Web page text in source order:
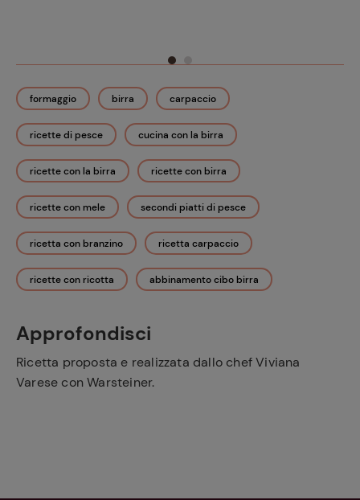
formaggio birra carpaccio
ricette di pesce cucina con la birra
ricette con la birra ricette con birra
ricette con mele secondi piatti di pesce
ricetta con branzino ricetta carpaccio
ricette con ricotta abbinamento cibo birra
Approfondisci
Ricetta proposta e realizzata dallo chef Viviana
Varese con Warsteiner.